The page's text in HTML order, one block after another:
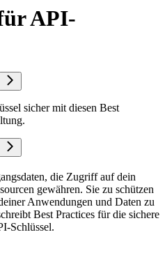
API-
sicher mit diesen Best
die Zugriff auf dein
gewähren. Sie zu schützen
Anwendungen und Daten zu
Best Practices für die sichere
Schlüssel.